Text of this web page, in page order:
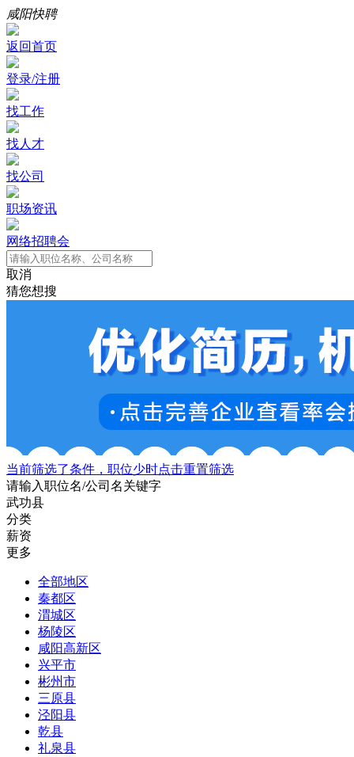
咸阳快聘
返回首页
登录/注册
找工作
找人才
找公司
职场资讯
网络招聘会
取消
猜您想搜
当前筛选了条件，职位少时点击重置筛选
请输入职位名/公司名关键字
武功县
分类
薪资
更多
全部地区
秦都区
渭城区
杨陵区
咸阳高新区
兴平市
彬州市
三原县
泾阳县
乾县
礼泉县